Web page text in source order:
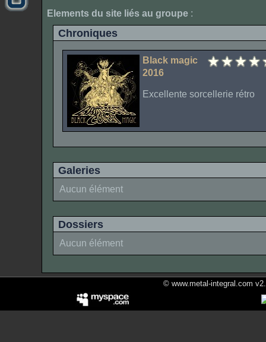
Elements du site liés au groupe :
Chroniques
Black magic
2016
Excellente sorcellerie rétro
Galeries
Aucun élément
Dossiers
Aucun élément
© www.metal-integral.com